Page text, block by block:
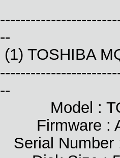
--
(1) TOSHIBA
--
Model :
Firmware :
Serial Number